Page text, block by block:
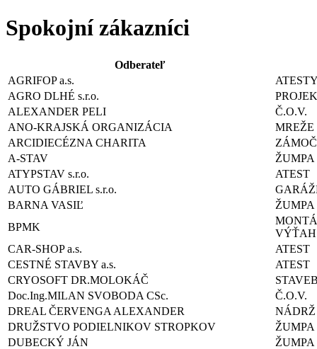
Spokojní zákazníci
Odberateľ
AGRIFOP a.s.
AGRO DLHÉ s.r.o.
ALEXANDER PELI
Č.O.V.
ANO-KRAJSKÁ ORGANIZÁCIA
MREŽE
ARCIDIECÉZNA CHARITA
A-STAV
ŽUMPA
ATYPSTAV s.r.o.
ATEST
AUTO GÁBRIEL s.r.o.
BARNA VASIĽ
ŽUMPA
BPMK
CAR-SHOP a.s.
ATEST
CESTNÉ STAVBY a.s.
ATEST
CRYOSOFT DR.MOLOKÁČ
Doc.Ing.MILAN SVOBODA CSc.
Č.O.V.
DREAL ČERVENGA ALEXANDER
NÁDRŽ
DRUŽSTVO PODIELNIKOV STROPKOV
ŽUMPA
DUBECKÝ JÁN
ŽUMPA